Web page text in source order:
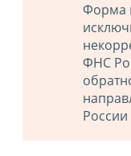
Форма
ФНС
России